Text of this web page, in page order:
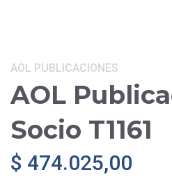
Categoría:
AOL PUBLICACIONES
AOL
Socio T1161
$ 474.025,00